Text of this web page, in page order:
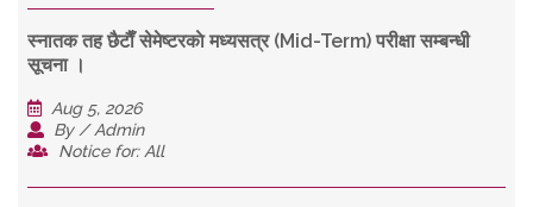
स्नातक तह छैटाैँ सेमेष्टरकाे मध्यसत्र (Mid-Term) परीक्षा सम्बन्धी
सूचना ।
Aug 5, 2026
By / Admin
Notice for: All